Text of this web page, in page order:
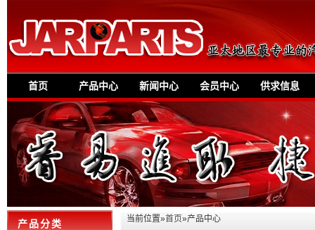
首页 产品中心 新闻中心 会员中心 供求信息
当前位置»首页»产品中心
产品分类